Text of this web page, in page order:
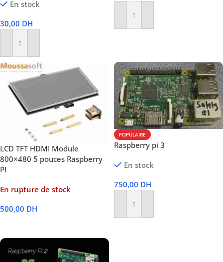
En stock
30,00 DH
Ajouter Au Panier
Ajouter Au Panier
LCD TFT HDMI Module
800×480 5 pouces Raspberry
PI
En rupture de stock
500,00 DH
POPULAIRE
Raspberry pi 3
En stock
750,00 DH
Ajouter Au Panier